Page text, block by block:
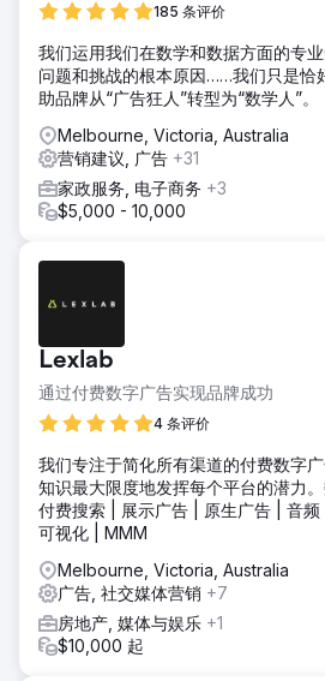
185 条评价
我们运用我们在数学和数据方面的专
问题和挑战的根本原因……我们只是恰
助品牌从“广告狂人”转型为“数学人”。
Melbourne, Victoria, Australia
营销建议, 广告 +31
家政服务, 电子商务 +3
$5,000 - 10,000
Lexlab
通过付费数字广告实现品牌成功
4 条评价
我们专注于简化所有渠道的付费数字
知识最大限度地发挥每个平台的潜力
付费搜索 | 展示广告 | 原生广告 | 音
可视化 | MMM
Melbourne, Victoria, Australia
广告, 社交媒体营销 +7
房地产, 媒体与娱乐 +1
$10,000 起